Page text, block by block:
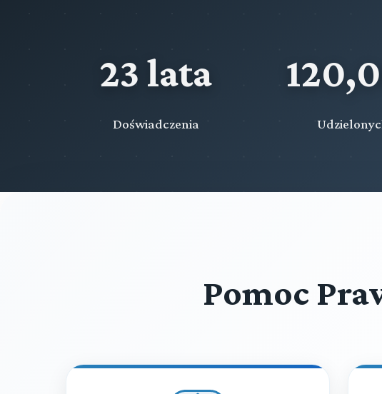
23 lata
Doświadczenia
Pomoc